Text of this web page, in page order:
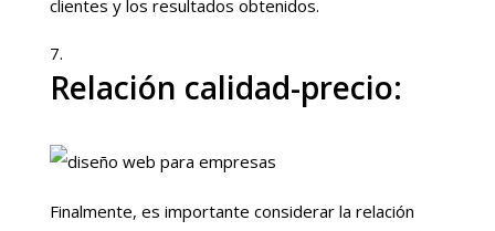
clientes y los resultados obtenidos.
Relación calidad-precio:
Finalmente, es importante considerar la relación